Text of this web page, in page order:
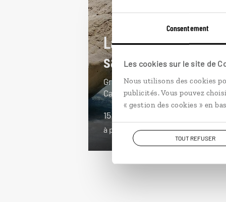
Consentement
Les cookies sur le site de
Nous utilisons des cookies
publicités. Vous pouvez
« gestion des cookies » en
TOUT REFUSER
La grande boucle
sarde
Grand tour de la Sardaigne :
Cagliari, Costa Smeralda, Bosa…
15 jours / 14 nuits
à partir de 2950€